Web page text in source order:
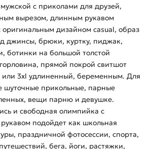
с приколами для друзей,
вырезом, длинным рукавом
дизайном casual, образ
джинсы, брюки, куртку, пиджак,
ботинки на большой толстой
прямой покрой свитшот
3xl удлиненный, беременным. Для
шуточные прикольные, парные
вещи парню и девушке.
и свободная олимпийка с
подойдет как школьная
праздничной фотосессии, спорта,
бега, йоги, растяжки,